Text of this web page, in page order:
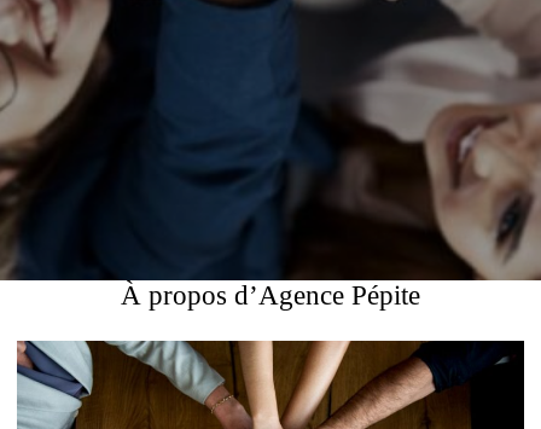
À propos d’Agence Pépite